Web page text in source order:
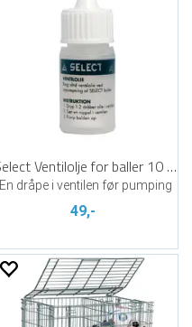
Select Ventilolje for baller 10 ml
En dråpe i ventilen før pumping
49,-